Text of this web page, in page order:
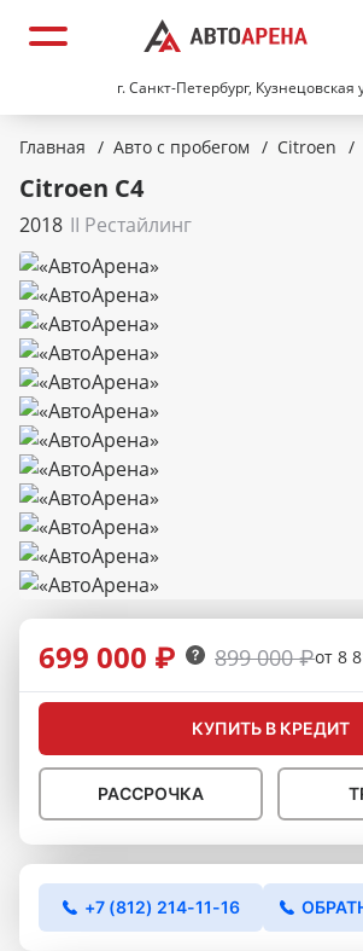
г. Санкт-Петербург, Кузнецовская
Главная / Авто с пробегом / Citroen /
Citroen C4
2018 II Рестайлинг
699 000 ₽ 899 000 ₽от 8
КУПИТЬ В КРЕДИТ
РАССРОЧКА
+7 (812) 214-11-16